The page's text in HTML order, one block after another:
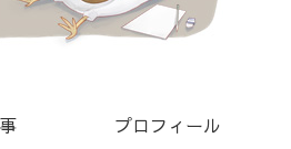
プロフィール